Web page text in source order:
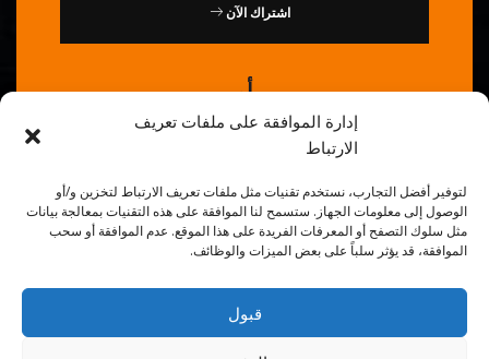
إدارة الموافقة على ملفات تعريف
الارتباط
لتوفير أفضل التجارب، نستخدم تقنيات مثل ملفات تعريف الارتباط لتخزين و/أو
الوصول إلى معلومات الجهاز. ستسمح لنا الموافقة على هذه التقنيات بمعالجة بيانات
مثل سلوك التصفح أو المعرفات الفريدة على هذا الموقع. عدم الموافقة أو سحب
الموافقة، قد يؤثر سلباً على بعض الميزات والوظائف.
قبول
اشتراك الآن
أو
اتصل بنا : 0086-20-84739585
© 2026 الشيف الذهبي. جميع الحقوق محفوظة.